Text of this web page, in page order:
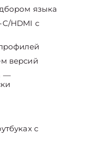
языка
HDMI с
версий
—
с